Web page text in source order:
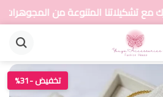
من المجوهرات
تخفيض -31%